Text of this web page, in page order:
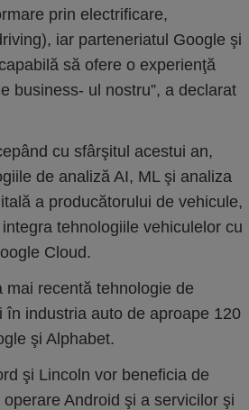
prin electrificare,
iar parteneriatul Google şi
să ofere o experienţă
business- ul nostru”, a declarat
cu sfârşitul acestui an,
de analiză AI, ML şi analiza
a producătorului de vehicule,
tehnologiile vehiculelor cu
Cloud.
mai recentă tehnologie de
industria auto de aproape 120
şi Alphabet.
şi Lincoln vor beneficia de
Android şi a servicilor şi